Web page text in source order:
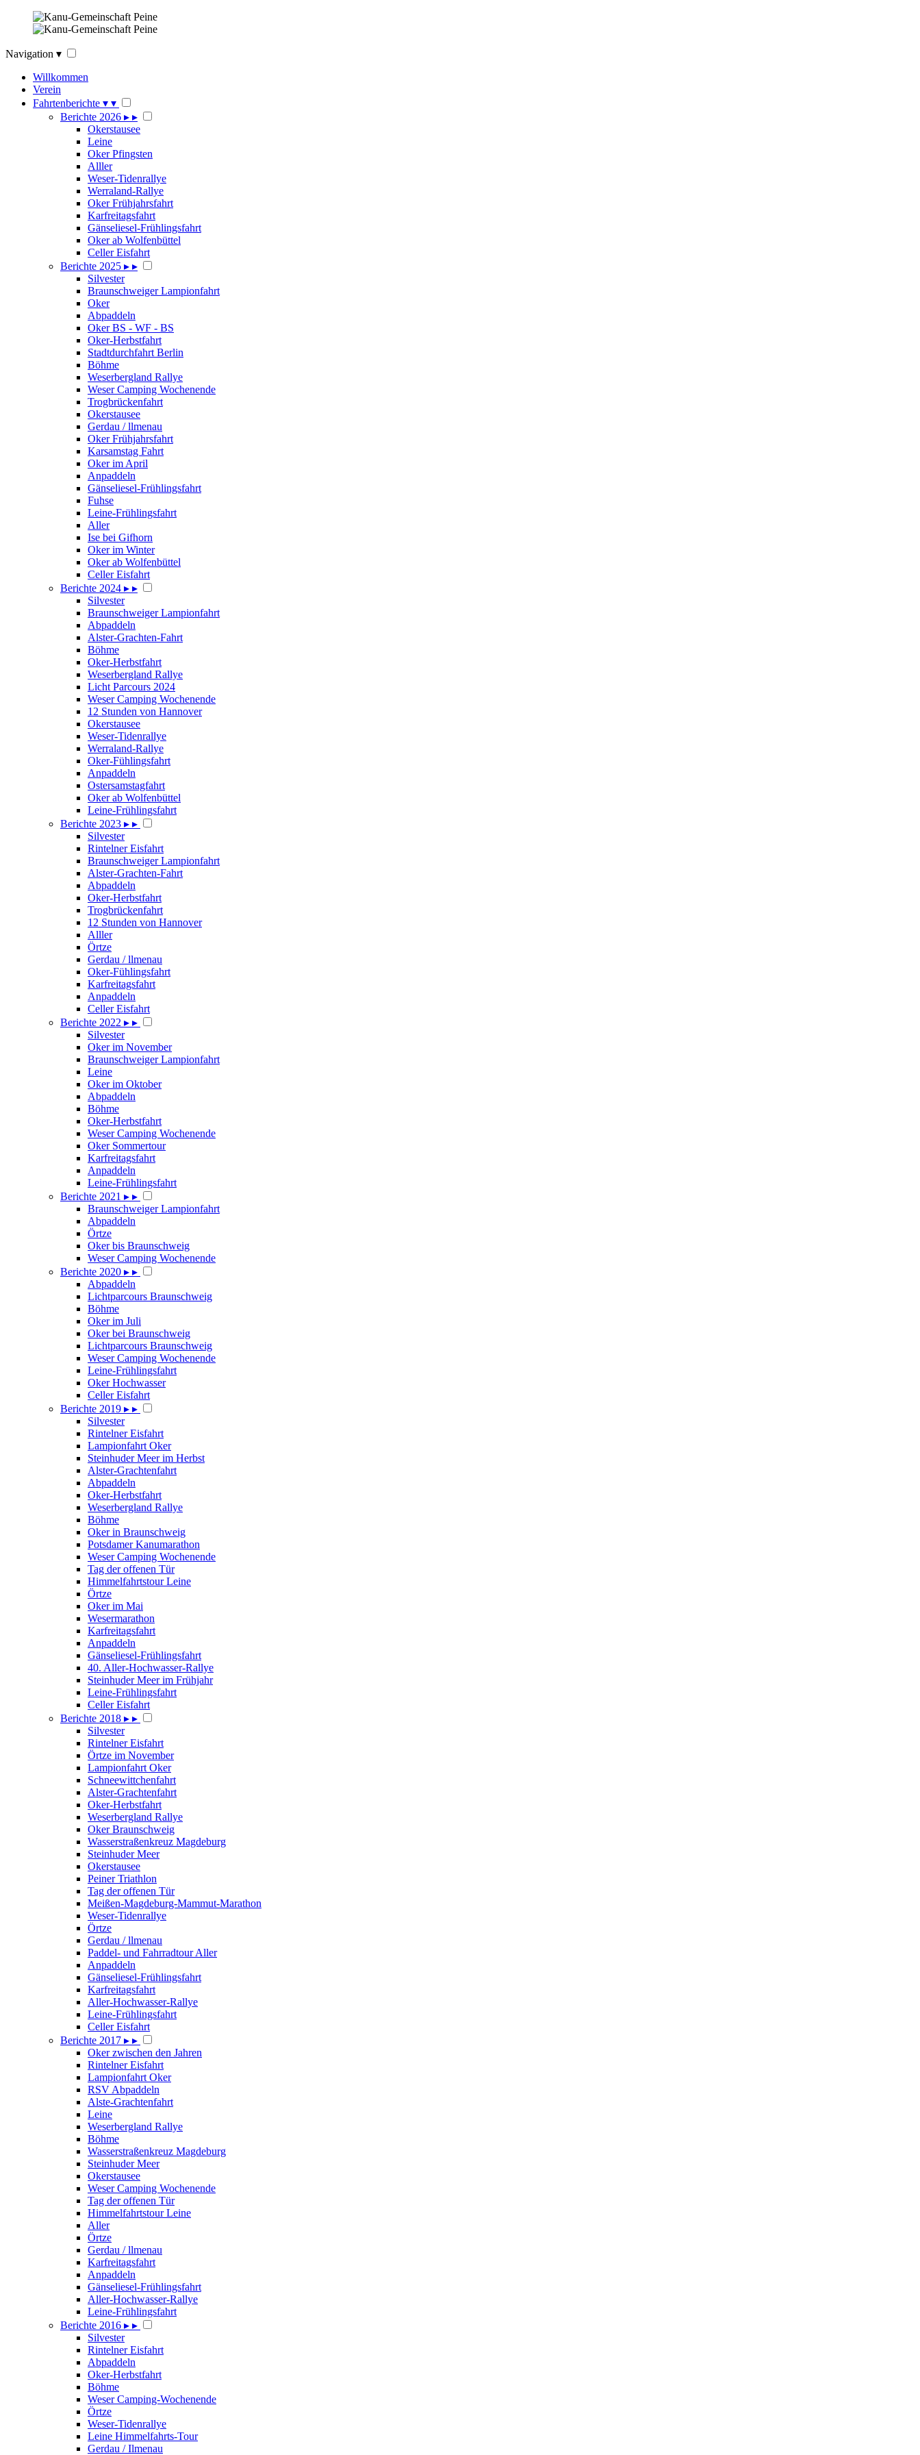
Navigation ▾
Willkommen
Verein
Fahrtenberichte ▾ ▾
Berichte 2026 ▸ ▸
Okerstausee
Leine
Oker Pfingsten
Alller
Weser-Tidenrallye
Werraland-Rallye
Oker Frühjahrsfahrt
Karfreitagsfahrt
Gänseliesel-Frühlingsfahrt
Oker ab Wolfenbüttel
Celler Eisfahrt
Berichte 2025 ▸ ▸
Silvester
Braunschweiger Lampionfahrt
Oker
Abpaddeln
Oker BS - WF - BS
Oker-Herbstfahrt
Stadtdurchfahrt Berlin
Böhme
Weserbergland Rallye
Weser Camping Wochenende
Trogbrückenfahrt
Okerstausee
Gerdau / llmenau
Oker Frühjahrsfahrt
Karsamstag Fahrt
Oker im April
Anpaddeln
Gänseliesel-Frühlingsfahrt
Fuhse
Leine-Frühlingsfahrt
Aller
Ise bei Gifhorn
Oker im Winter
Oker ab Wolfenbüttel
Celler Eisfahrt
Berichte 2024 ▸ ▸
Silvester
Braunschweiger Lampionfahrt
Abpaddeln
Alster-Grachten-Fahrt
Böhme
Oker-Herbstfahrt
Weserbergland Rallye
Licht Parcours 2024
Weser Camping Wochenende
12 Stunden von Hannover
Okerstausee
Weser-Tidenrallye
Werraland-Rallye
Oker-Fühlingsfahrt
Anpaddeln
Ostersamstagfahrt
Oker ab Wolfenbüttel
Leine-Frühlingsfahrt
Berichte 2023 ▸ ▸
Silvester
Rintelner Eisfahrt
Braunschweiger Lampionfahrt
Alster-Grachten-Fahrt
Abpaddeln
Oker-Herbstfahrt
Trogbrückenfahrt
12 Stunden von Hannover
Alller
Örtze
Gerdau / llmenau
Oker-Fühlingsfahrt
Karfreitagsfahrt
Anpaddeln
Celler Eisfahrt
Berichte 2022 ▸ ▸
Silvester
Oker im November
Braunschweiger Lampionfahrt
Leine
Oker im Oktober
Abpaddeln
Böhme
Oker-Herbstfahrt
Weser Camping Wochenende
Oker Sommertour
Karfreitagsfahrt
Anpaddeln
Leine-Frühlingsfahrt
Berichte 2021 ▸ ▸
Braunschweiger Lampionfahrt
Abpaddeln
Örtze
Oker bis Braunschweig
Weser Camping Wochenende
Berichte 2020 ▸ ▸
Abpaddeln
Lichtparcours Braunschweig
Böhme
Oker im Juli
Oker bei Braunschweig
Lichtparcours Braunschweig
Weser Camping Wochenende
Leine-Frühlingsfahrt
Oker Hochwasser
Celler Eisfahrt
Berichte 2019 ▸ ▸
Silvester
Rintelner Eisfahrt
Lampionfahrt Oker
Steinhuder Meer im Herbst
Alster-Grachtenfahrt
Abpaddeln
Oker-Herbstfahrt
Weserbergland Rallye
Böhme
Oker in Braunschweig
Potsdamer Kanumarathon
Weser Camping Wochenende
Tag der offenen Tür
Himmelfahrtstour Leine
Örtze
Oker im Mai
Wesermarathon
Karfreitagsfahrt
Anpaddeln
Gänseliesel-Frühlingsfahrt
40. Aller-Hochwasser-Rallye
Steinhuder Meer im Frühjahr
Leine-Frühlingsfahrt
Celler Eisfahrt
Berichte 2018 ▸ ▸
Silvester
Rintelner Eisfahrt
Örtze im November
Lampionfahrt Oker
Schneewittchenfahrt
Alster-Grachtenfahrt
Oker-Herbstfahrt
Weserbergland Rallye
Oker Braunschweig
Wasserstraßenkreuz Magdeburg
Steinhuder Meer
Okerstausee
Peiner Triathlon
Tag der offenen Tür
Meißen-Magdeburg-Mammut-Marathon
Weser-Tidenrallye
Örtze
Gerdau / llmenau
Paddel- und Fahrradtour Aller
Anpaddeln
Gänseliesel-Frühlingsfahrt
Karfreitagsfahrt
Aller-Hochwasser-Rallye
Leine-Frühlingsfahrt
Celler Eisfahrt
Berichte 2017 ▸ ▸
Oker zwischen den Jahren
Rintelner Eisfahrt
Lampionfahrt Oker
RSV Abpaddeln
Alste-Grachtenfahrt
Leine
Weserbergland Rallye
Böhme
Wasserstraßenkreuz Magdeburg
Steinhuder Meer
Okerstausee
Weser Camping Wochenende
Tag der offenen Tür
Himmelfahrtstour Leine
Aller
Örtze
Gerdau / llmenau
Karfreitagsfahrt
Anpaddeln
Gänseliesel-Frühlingsfahrt
Aller-Hochwasser-Rallye
Leine-Frühlingsfahrt
Berichte 2016 ▸ ▸
Silvester
Rintelner Eisfahrt
Abpaddeln
Oker-Herbstfahrt
Böhme
Weser Camping-Wochenende
Örtze
Weser-Tidenrallye
Leine Himmelfahrts-Tour
Gerdau / Ilmenau